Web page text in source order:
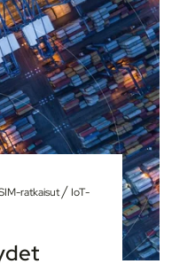
ratkaisut/ IoT-